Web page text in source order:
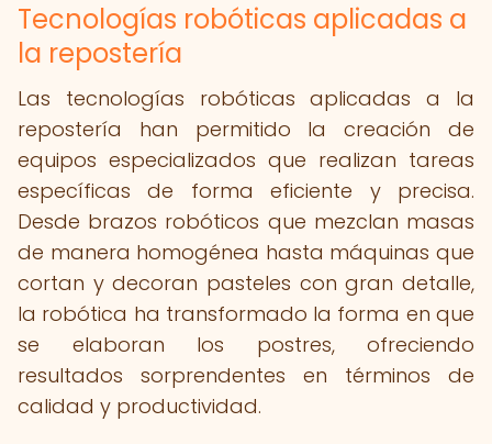
Tecnologías robóticas aplicadas a
la repostería
Las tecnologías robóticas aplicadas a la
repostería han permitido la creación de
equipos especializados que realizan tareas
específicas de forma eficiente y precisa.
Desde brazos robóticos que mezclan masas
de manera homogénea hasta máquinas que
cortan y decoran pasteles con gran detalle,
la robótica ha transformado la forma en que
se elaboran los postres, ofreciendo
resultados sorprendentes en términos de
calidad y productividad.